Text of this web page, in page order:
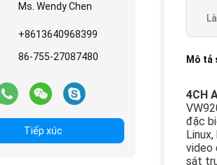
Ms. Wendy Chen
+8613640968399
86-755-27087480
Tiếp xúc
Mô tả
4CH
đặc
video
sát